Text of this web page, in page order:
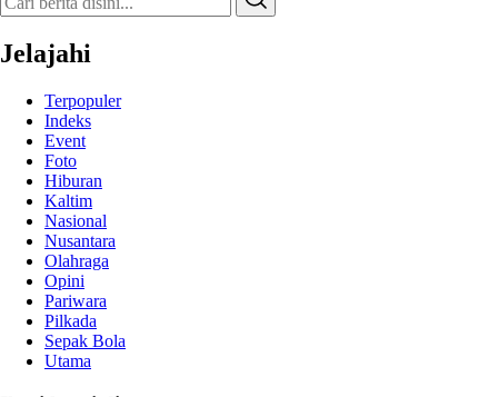
Jelajahi
Terpopuler
Indeks
Event
Foto
Hiburan
Kaltim
Nasional
Nusantara
Olahraga
Opini
Pariwara
Pilkada
Sepak Bola
Utama